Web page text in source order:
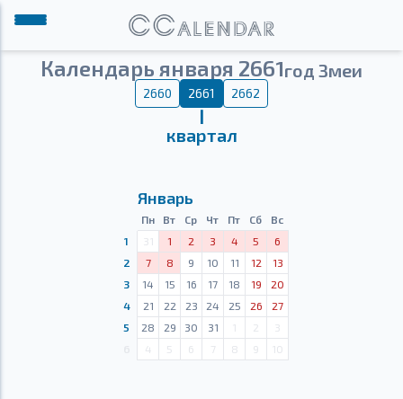
Календарь января 2661год Змеи
2660 2661 2662
Ⅰ
квартал
Январь
Пн Вт Ср Чт Пт Сб
Вс
1
31 1 2 3 4 5
6
2
7 8 9 10 11 12
13
3
14 15 16 17 18 19
20
4
21 22 23 24 25 26
27
5
28 29 30 31 1 2
3
4 5 6 7 8 9 10